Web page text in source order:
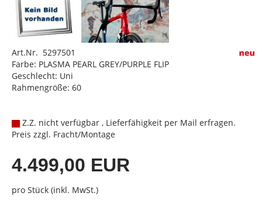
Art.Nr. 5297501
Farbe: PLASMA PEARL GREY/PURPLE FLIP
Geschlecht: Uni
Rahmengröße: 60
Z.Z. nicht verfügbar , Lieferfähigkeit per Mail erfragen.
Preis zzgl. Fracht/Montage
4.499,00 EUR
pro Stück (inkl. MwSt.)